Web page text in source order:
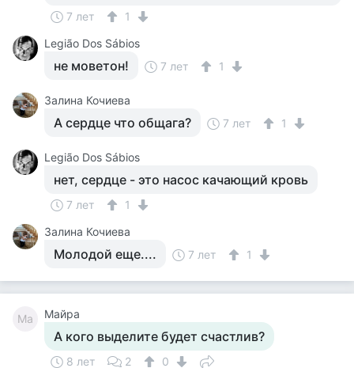
7 лет
1
Legião Dos Sábios
не моветон! 7 лет 1
Залина Кочиева
А сердце что общага? 7 лет 1
Legião Dos Sábios
нет, сердце - это насос качающий кровь
7 лет
1
Залина Кочиева
Молодой еще.... 7 лет 1
Ма Майра
А кого выделите будет счастлив?
8 лет 2 0